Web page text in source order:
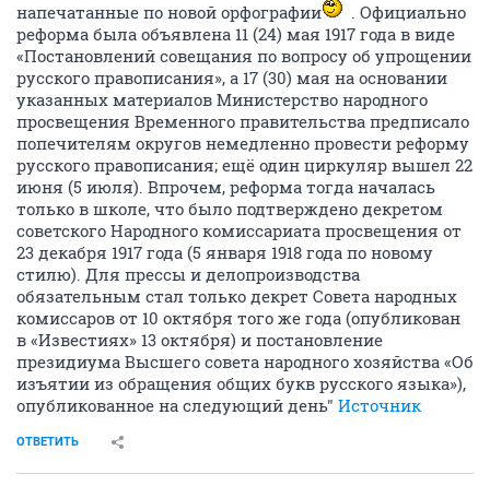
напечатанные по новой орфографии
. Официально
реформа была объявлена 11 (24) мая 1917 года в виде
«Постановлений совещания по вопросу об упрощении
русского правописания», а 17 (30) мая на основании
указанных материалов Министерство народного
просвещения Временного правительства предписало
попечителям округов немедленно провести реформу
русского правописания; ещё один циркуляр вышел 22
июня (5 июля). Впрочем, реформа тогда началась
только в школе, что было подтверждено декретом
советского Народного комиссариата просвещения от
23 декабря 1917 года (5 января 1918 года по новому
стилю). Для прессы и делопроизводства
обязательным стал только декрет Совета народных
комиссаров от 10 октября того же года (опубликован
в «Известиях» 13 октября) и постановление
президиума Высшего совета народного хозяйства «Об
изъятии из обращения общих букв русского языка»),
опубликованное на следующий день" Источник
ОТВЕТИТЬ